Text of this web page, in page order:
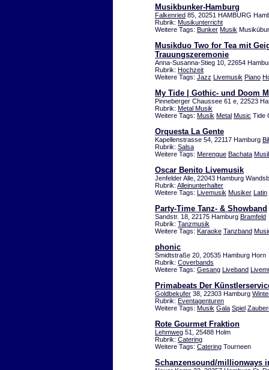
Musikbunker-Hamburg
Falkenried 85, 20251 HAMBURG
Rubrik: Musikunterricht
Weitere Tags: Bunker Musik
Musikduo Two for Tea mit
Trauungszeremonie
Anna-Susanna-Stieg 10, 22654
Rubrik: Hochzeit
Weitere Tags: Jazz Livemusik Piano
My Tide | Gothic- und Doom
Pinneberger Chaussee 61 e, 22523
Rubrik: Metal Musik
Weitere Tags: Musik Metal Music Tide
Orquesta La Gente
Kapellenstrasse 54, 22117 Hamburg
Rubrik: Salsa
Weitere Tags: Merengue Bachata
Oscar Benito Livemusik
Jenfelder Alle, 22043 Hamburg
Rubrik: Alleinunterhalter
Weitere Tags: Livemusik Musiker Latin
Party-Time Tanz- & Showband
Sandstr. 18, 22175 Hamburg Bramfeld
Rubrik: Tanzmusik
Weitere Tags: Karaoke Tanzband
phonic
Smidtstraße 20, 20535 Hamburg Horn
Rubrik: Coverbands
Weitere Tags: Gesang Liveband
Primabeats Der
Goldbekufer 38, 22303 Hamburg
Rubrik: Eventagenturen
Weitere Tags: Musik Gala Spiel
Rote Gourmet Fraktion
Lehmweg 51, 25488 Holm
Rubrik: Catering
Weitere Tags: Catering Tourneen
Schanzensound/millionways